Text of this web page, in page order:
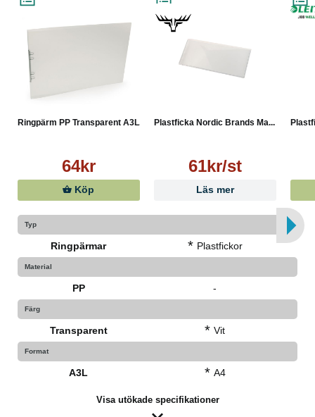
Ringpärm PP Transparent A3L...
64kr
Köp
Plastficka Nordic Brands Ma...
61kr/st
Läs mer
Typ
Ringpärmar * Plastfickor
Material
PP -
Färg
Transparent * Vit
Format
A3L * A4
Visa utökade specifikationer